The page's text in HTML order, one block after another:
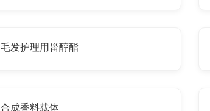
毛发护理用甾醇酯
合成香料载体